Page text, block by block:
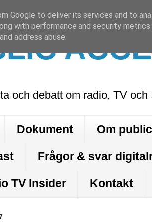
och debatt om radio, TV
Dokument Om
Frågor & svar
TV Insider Kontakt
Google to deliver its services and to
with performance and security
address abuse.